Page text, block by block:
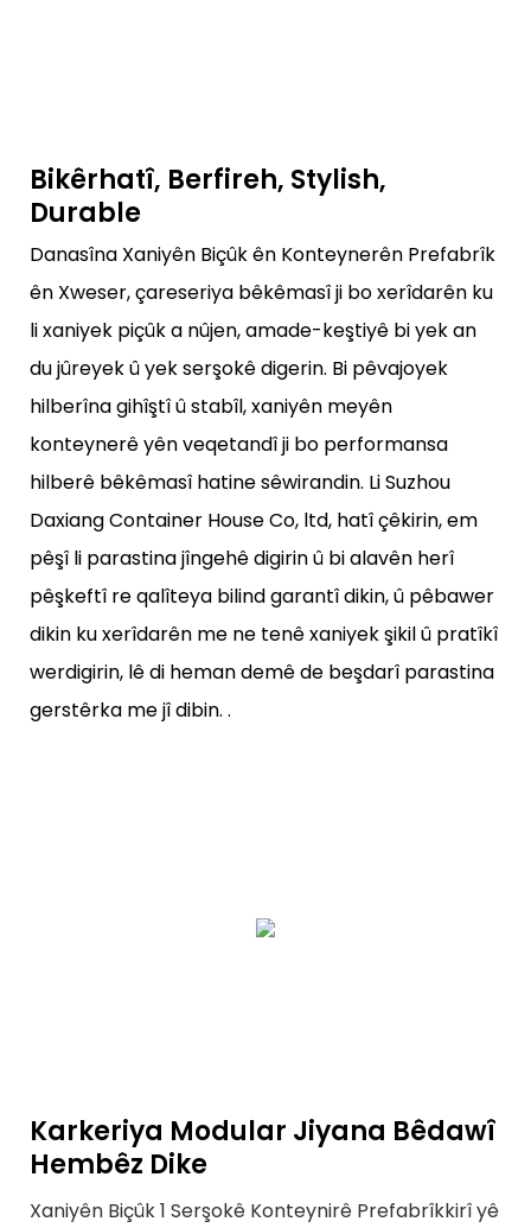
Bikêrhatî, Berfireh, Stylish,
Durable
Danasîna Xaniyên Biçûk ên Konteynerên Prefabrîk
ên Xweser, çareseriya bêkêmasî ji bo xerîdarên ku
li xaniyek piçûk a nûjen, amade-keştiyê bi yek an
du jûreyek û yek serşokê digerin. Bi pêvajoyek
hilberîna gihîştî û stabîl, xaniyên meyên
konteynerê yên veqetandî ji bo performansa
hilberê bêkêmasî hatine sêwirandin. Li Suzhou
Daxiang Container House Co, ltd, hatî çêkirin, em
pêşî li parastina jîngehê digirin û bi alavên herî
pêşkeftî re qalîteya bilind garantî dikin, û pêbawer
dikin ku xerîdarên me ne tenê xaniyek şikil û pratîkî
werdigirin, lê di heman demê de beşdarî parastina
gerstêrka me jî dibin. .
Karkeriya Modular Jiyana Bêdawî
Hembêz Dike
Xaniyên Biçûk 1 Serşokê Konteynirê Prefabrîkkirî yê